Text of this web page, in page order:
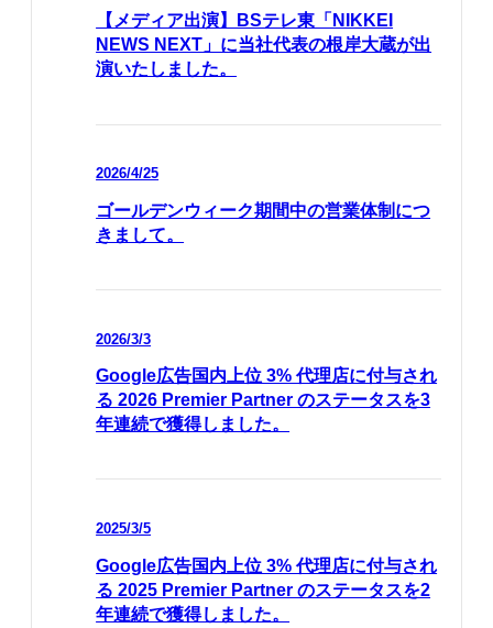
【メディア出演】BSテレ東「NIKKEI
NEWS NEXT」に当社代表の根岸大蔵が出
演いたしました。
2026/4/25
ゴールデンウィーク期間中の営業体制につ
きまして。
2026/3/3
Google広告国内上位 3% 代理店に付与され
る 2026 Premier Partner のステータスを3
年連続で獲得しました。
2025/3/5
Google広告国内上位 3% 代理店に付与され
る 2025 Premier Partner のステータスを2
年連続で獲得しました。